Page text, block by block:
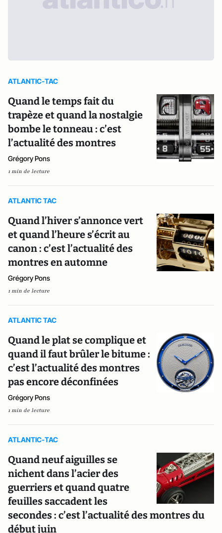
ATLANTIC-TAC
Quand le temps fait du
trapèze et quand la nostalgie
bombe le tonneau : c’est
l’actualité des montres
Grégory Pons
1 min de lecture
ATLANTIC TAC
Quand l’hiver s’annonce vert
et quand l’heure s’écrit au
canon : c’est l’actualité des
montres en automne
Grégory Pons
1 min de lecture
ATLANTIC TAC
Quand le plat se complique et
quand il faut brûler le bitume :
c’est l’actualité des montres
pas encore déconfinées
Grégory Pons
1 min de lecture
ATLANTIC-TAC
Quand neuf aiguilles se
nichent dans l’acier des
guerriers et quand quatre
feuilles saccadent les
secondes : c’est l’actualité des montres du
début juin